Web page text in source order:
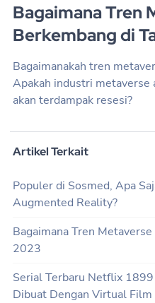
Bagaimana Tren
Berkembang di
Bagaimanakah tren
Apakah industri metaverse
akan terdampak resesi?
Artikel Terkait
Populer di Sosmed, Apa
Augmented Reality?
Bagaimana Tren
2023
Serial Terbaru Netflix
Dibuat Dengan Virtual